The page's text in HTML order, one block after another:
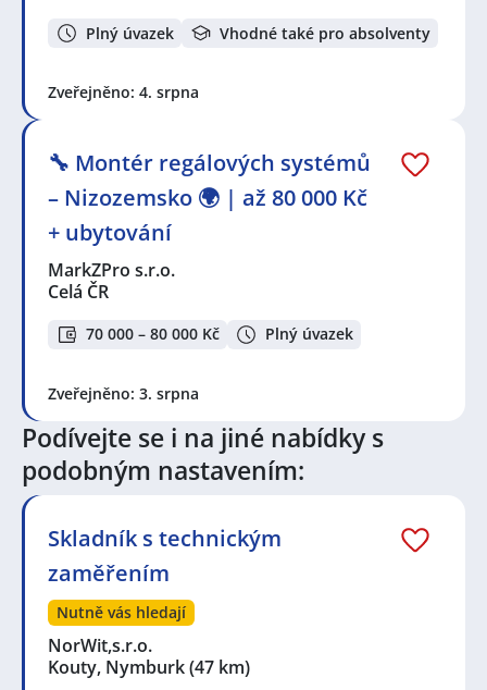
Plný úvazek Vhodné také pro absolventy
Zveřejněno: 4. srpna
🔧 Montér regálových systémů
– Nizozemsko 🌍 | až 80 000 Kč
+ ubytování
MarkZPro s.r.o.
Celá ČR
70 000 – 80 000 Kč Plný úvazek
Zveřejněno: 3. srpna
Podívejte se i na jiné nabídky s
podobným nastavením:
Skladník s technickým
zaměřením
Nutně vás hledají
NorWit,s.r.o.
Kouty, Nymburk(47 km)